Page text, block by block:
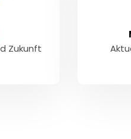
Zukunft